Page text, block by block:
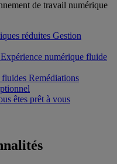
de travail numérique
réduites Gestion
Expérience numérique fluide
fluides Remédiations
êtes prêt à vous